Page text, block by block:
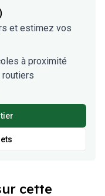
et estimez vos
à proximité
routiers
cette